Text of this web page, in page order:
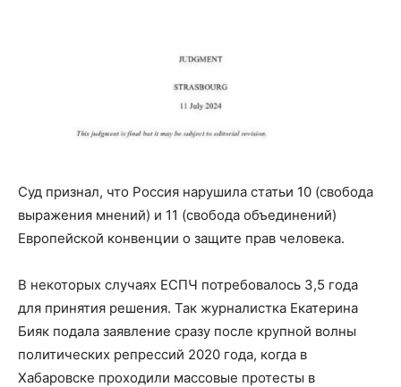
Суд признал, что Россия нарушила статьи 10 (свобода
выражения мнений) и 11 (свобода объединений)
Европейской конвенции о защите прав человека.
В некоторых случаях ЕСПЧ потребовалось 3,5 года
для принятия решения. Так журналистка Екатерина
Бияк подала заявление сразу после крупной волны
политических репрессий 2020 года, когда в
Хабаровске проходили массовые протесты в